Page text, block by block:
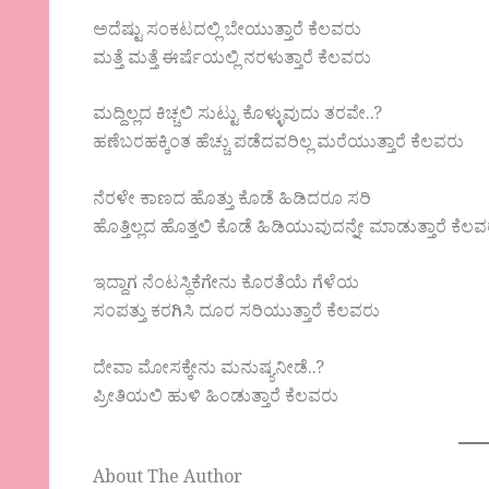
ಅದೆಷ್ಟು ಸಂಕಟದಲ್ಲಿ ಬೇಯುತ್ತಾರೆ ಕೆಲವರು
ಮತ್ತೆ ಮತ್ತೆ ಈರ್ಷೆಯಲ್ಲಿ ನರಳುತ್ತಾರೆ ಕೆಲವರು
ಮದ್ದಿಲ್ಲದ ಕಿಚ್ಚಲಿ ಸುಟ್ಟು ಕೊಳ್ಳುವುದು ತರವೇ..?
ಹಣೆಬರಹಕ್ಕಿಂತ ಹೆಚ್ಚು ಪಡೆದವರಿಲ್ಲ ಮರೆಯುತ್ತಾರೆ ಕೆಲವರು
ನೆರಳೇ ಕಾಣದ ಹೊತ್ತು ಕೊಡೆ ಹಿಡಿದರೂ ಸರಿ
ಹೊತ್ತಿಲ್ಲದ ಹೊತ್ತಲಿ ಕೊಡೆ ಹಿಡಿಯುವುದನ್ನೇ ಮಾಡುತ್ತಾರೆ
ಇದ್ದಾಗ ನೆಂಟಸ್ಥಿಕೆಗೇನು ಕೊರತೆಯೆ ಗೆಳೆಯ
ಸಂಪತ್ತು ಕರಗಿಸಿ ದೂರ ಸರಿಯುತ್ತಾರೆ ಕೆಲವರು
ದೇವಾ ಮೋಸಕ್ಕೇನು ಮನುಷ್ಯನೀಡೆ..?
ಪ್ರೀತಿಯಲಿ ಹುಳಿ ಹಿಂಡುತ್ತಾರೆ ಕೆಲವರು
About The Author